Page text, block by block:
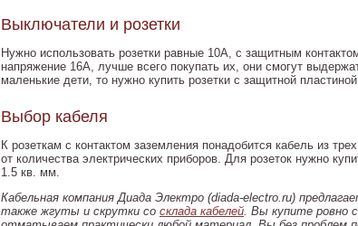
Выключатели и розетки
Нужно использовать розетки равные 10А, с защитным
напряжение 16А, лучше всего покупать их, они смогут
маленькие дети, то нужно купить розетки с защитной
Выбор кабеля
К розеткам с контактом заземления понадобится кабель из
от количества электрических приборов. Для розеток нужно
1.5 кв. мм.
Кабельная компания Диада Электро (diada-electro.ru)
также жгуты и скрутки со склада кабелей. Вы купите ровно